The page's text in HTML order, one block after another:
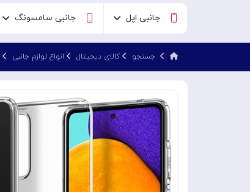
جانبی اپل جانبی سامسونگ
جستجو کالای دیجیتال انواع لوازم جانبی